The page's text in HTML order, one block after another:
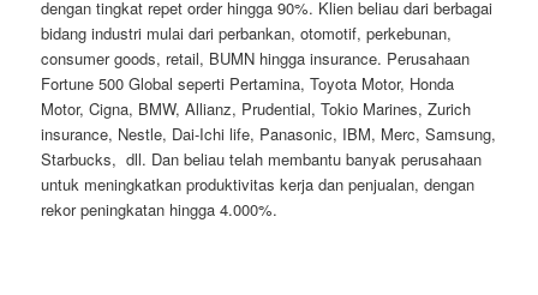
dengan tingkat repet order hingga 90%. Klien beliau dari berbagai
bidang industri mulai dari perbankan, otomotif, perkebunan,
consumer goods, retail, BUMN hingga insurance. Perusahaan
Fortune 500 Global seperti Pertamina, Toyota Motor, Honda
Motor, Cigna, BMW, Allianz, Prudential, Tokio Marines, Zurich
insurance, Nestle, Dai-Ichi life, Panasonic, IBM, Merc, Samsung,
Starbucks, dll. Dan beliau telah membantu banyak perusahaan
untuk meningkatkan produktivitas kerja dan penjualan, dengan
rekor peningkatan hingga 4.000%.